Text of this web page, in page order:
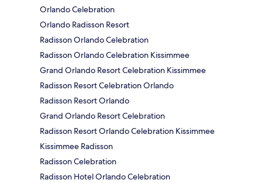
Orlando Celebration
Orlando Radisson Resort
Radisson Orlando Celebration
Radisson Orlando Celebration Kissimmee
Grand Orlando Resort Celebration Kissimmee
Radisson Resort Celebration Orlando
Radisson Resort Orlando
Grand Orlando Resort Celebration
Radisson Resort Orlando Celebration Kissimmee
Kissimmee Radisson
Radisson Celebration
Radisson Hotel Orlando Celebration